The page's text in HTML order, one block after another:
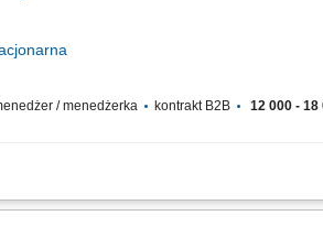
/ menedżerka kontrakt B2B 12 000 - 18
budownictwa jednorodzinnego;